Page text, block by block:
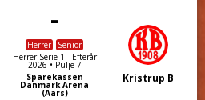
-
Herrer
Senior
Herrer Serie 1 - Efterår
2026 • Pulje 7
Sparekassen
Danmark Arena
(Aars)
Kristrup B